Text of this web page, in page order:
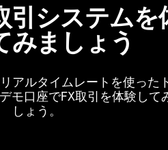
引システムを
みましょう
アルタイムレートを使った
モ口座でFX取引を体験して
しょう。